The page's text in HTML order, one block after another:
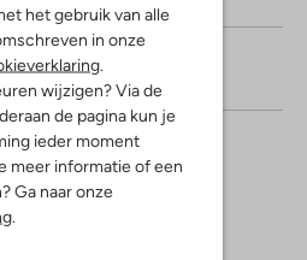
het gebruik van alle
in onze
.
wijzigen? Via de
de pagina kun je
ieder moment
meer informatie of een
Ga naar onze
.